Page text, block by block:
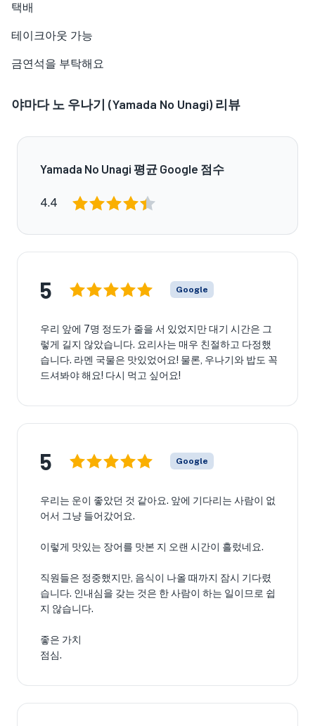
택배
테이크아웃 가능
금연석을 부탁해요
야마다 노 우나기 (Yamada No Unagi) 리뷰
Yamada No Unagi 평균 Google 점수
4.4
5 Google
우리 앞에 7명 정도가 줄을 서 있었지만 대기 시간은 그
렇게 길지 않았습니다. 요리사는 매우 친절하고 다정했
습니다. 라멘 국물은 맛있었어요! 물론, 우나기와 밥도 꼭
드셔봐야 해요! 다시 먹고 싶어요!
5 Google
우리는 운이 좋았던 것 같아요. 앞에 기다리는 사람이 없
어서 그냥 들어갔어요.
이렇게 맛있는 장어를 맛본 지 오랜 시간이 흘렀네요.
직원들은 정중했지만, 음식이 나올 때까지 잠시 기다렸
습니다. 인내심을 갖는 것은 한 사람이 하는 일이므로 쉽
지 않습니다.
좋은 가치
점심.